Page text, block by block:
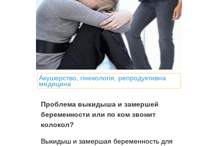
Акушерство, гінекологія, репродуктивна
медицина
Проблема выкидыша и замершей
беременности или по ком звонит
колокол?
Выкидыш и замершая беременность для